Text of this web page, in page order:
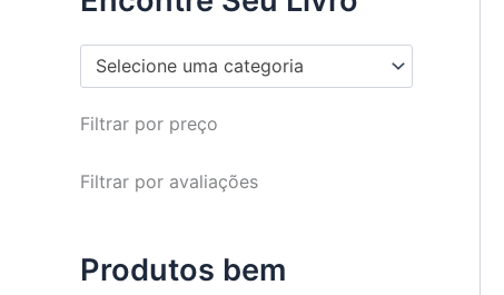
Selecione uma categoria
Filtrar por preço
Filtrar por avaliações
Produtos bem